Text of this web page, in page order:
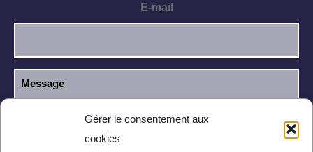
Gérer le consentement aux
cookies
E-mail
J’ai lu et j’accepte la